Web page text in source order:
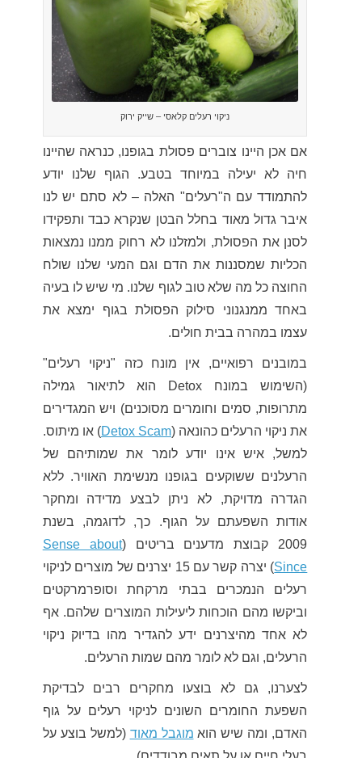
ניקוי רעלים קלאסי – שייק ירוק
אם אכן היינו צוברים פסולת בגופנו, כנראה שהיינו
חיה לא יעילה במיוחד בטבע. הגוף שלנו יודע
להתמודד עם ה"רעלים" האלה – לא סתם יש לנו
איבר גדול מאוד בחלל הבטן שנקרא כבד ותפקידו
לסנן את הפסולת, ולמזלנו לא רחוק ממנו נמצאות
הכליות שמסננות את הדם וגם המעי שלנו שולח
החוצה כל מה שלא טוב לגוף שלנו. מי שיש לו בעיה
באחד ממנגנוני סילוק הפסולת בגוף ימצא את
עצמו במהרה בבית חולים.
במובנים רפואיים, אין מונח כזה "ניקוי רעלים"
(השימוש במונח Detox הוא לתיאור גמילה
מתרופות, סמים וחומרים מסוכנים) ויש המגדירים
את ניקוי הרעלים כהונאה (Detox Scam) או מיתוס.
למשל, איש אינו יודע לומר את שמותיהם של
הרעלנים ששוקעים בגופנו מנשימת האוויר. ללא
הגדרה מדויקת, לא ניתן לבצע מדידה ומחקר
אודות השפעתם על הגוף. כך, לדוגמה, בשנת
2009 קבוצת מדענים בריטים (
Sense about
Since
) יצרה קשר עם 15 יצרנים של מוצרים לניקוי
רעלים הנמכרים בבתי מרקחת וסופרמרקטים
וביקשו מהם הוכחות ליעילות המוצרים שלהם. אף
לא אחד מהיצרנים ידע להגדיר מהו בדיוק ניקוי
הרעלים, וגם לא לומר מהם שמות הרעלים.
לצערנו, גם לא בוצעו מחקרים רבים לבדיקת
השפעת החומרים השונים לניקוי רעלים על גוף
האדם, ומה שיש הוא מוגבל מאוד (למשל בוצע על